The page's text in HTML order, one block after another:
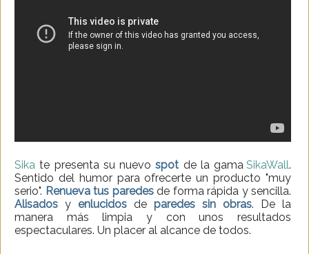
Sika te presenta su nuevospot de la gama SikaWall.
Sentido del humor para ofrecerte un producto "muy
serio". Renueva tus paredesde forma rápida y sencilla.
Alisados y enlucidos de paredes sin obras. De la
manera más limpia y con unos resultados
espectaculares. Un placer al alcance de todos.